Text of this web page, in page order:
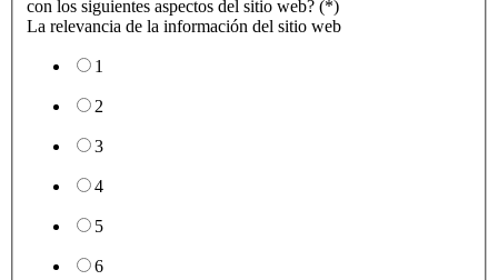
con los siguientes aspectos del sitio web? (*)
La relevancia de la información del sitio web
1
2
3
4
5
6